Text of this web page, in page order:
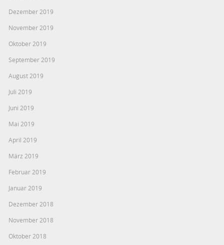
Dezember 2019
November 2019
Oktober 2019
September 2019
August 2019
Juli 2019
Juni 2019
Mai 2019
April 2019
März 2019
Februar 2019
Januar 2019
Dezember 2018
November 2018
Oktober 2018